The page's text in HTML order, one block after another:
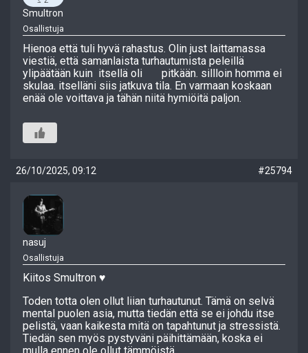
Smultron
Osallistuja
Hienoa että tuli hyvä rahastus. Olin just laittamassa
viestiä, että samanlaista turhautumista peleillä
ylipäätään kuin itsellä oli pitkään. sillloin homma ei
skulaa. itselläni siis jatkuva tila. En varmaan koskaan
enää ole voittava ja tähän niitä hymiöitä paljon.
26/10/2025, 09:12 #25794
nasuj
Osallistuja
Kiitos Smultron ♥️
Toden totta olen ollut liian turhautunut. Tämä on selvä
mental puolen asia, mutta tiedän että se ei johdu itse
pelistä, vaan kaikesta mitä on tapahtunut ja stressistä.
Tiedän sen myös pystyväni päihittämään, koska ei
mulla ennen ole ollut tämmöistä.